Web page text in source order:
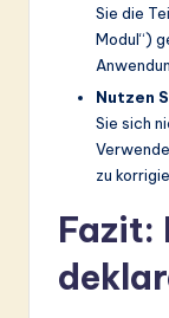
Sie die
Modul“)
Nutzen
Sie sich
zu
Fazit: